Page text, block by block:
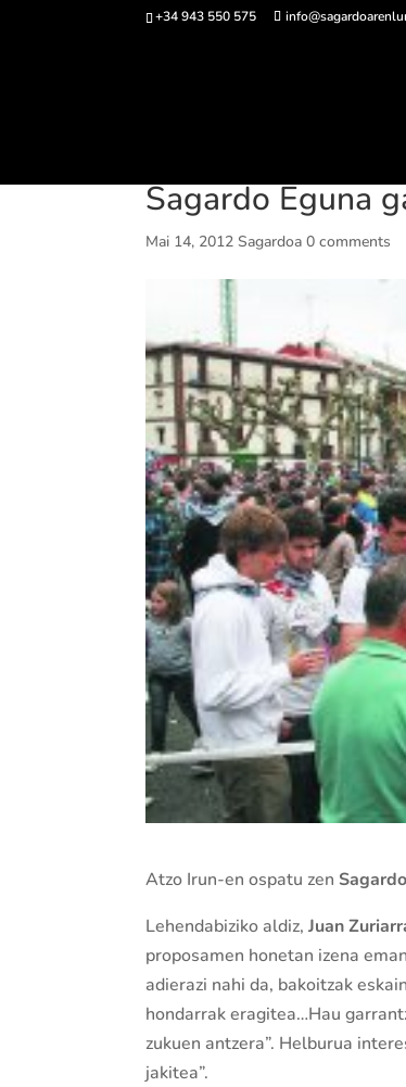
+34 943 550 575
Sagardo Eguna
Mai 14, 2012 Sagardoa 0 comments
Atzo Irun-en ospatu zen
Lehendabiziko aldiz,Juan
proposamen honetan izena
adierazi nahi da, bakoitzak
hondarrak eragitea…Hau
zukuen antzera”. Helburua
jakitea”.